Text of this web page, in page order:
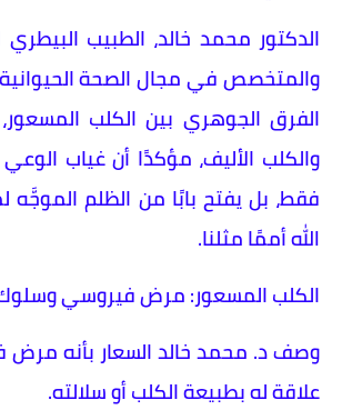
الدكتور محمد خالد، الطبيب
والمتخصص في مجال الصحة الحيوانية
الفرق الجوهري بين الكلب المسعور،
والكلب الأليف، مؤكدًا أن غياب
فقط، بل يفتح بابًا من الظلم الموجَّه
الله أممًا مثلنا.
الكلب المسعور: مرض فيروسي
وصف د. محمد خالد السعار بأنه مرض
علاقة له بطبيعة الكلب أو سلالته.